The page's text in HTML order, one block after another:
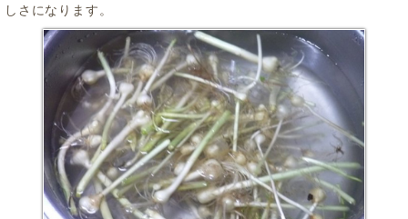
しさになります。